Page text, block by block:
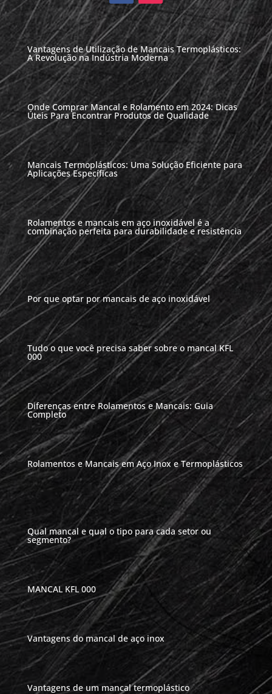
Vantagens de Utilização de Mancais Termoplásticos:
A Revolução na Indústria Moderna
Onde Comprar Mancal e Rolamento em 2024: Dicas
Úteis Para Encontrar Produtos de Qualidade
Mancais Termoplásticos: Uma Solução Eficiente para
Aplicações Específicas
Rolamentos e mancais em aço inoxidável é a
combinação perfeita para durabilidade e resistência
Por que optar por mancais de aço inoxidável
Tudo o que você precisa saber sobre o mancal KFL
000
Diferenças entre Rolamentos e Mancais: Guia
Completo
Rolamentos e Mancais em Aço Inox e Termoplásticos
Qual mancal e qual o tipo para cada setor ou
segmento?
MANCAL KFL 000
Vantagens do mancal de aço inox
Vantagens de um mancal termoplástico